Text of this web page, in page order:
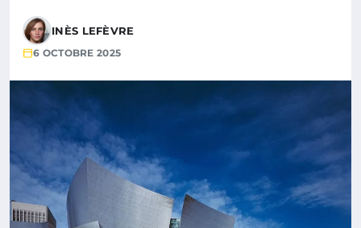
INÈS LEFÈVRE
6 OCTOBRE 2025